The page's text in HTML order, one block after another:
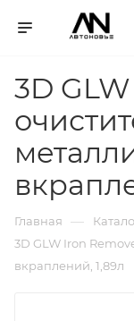
3D
Главная —
3D GLW Iron
вкраплений, 1,89л